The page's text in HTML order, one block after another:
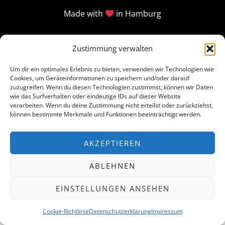
Zustimmung verwalten
Um dir ein optimales Erlebnis zu bieten, verwenden wir Technologien wie
Cookies, um Geräteinformationen zu speichern und/oder darauf
zuzugreifen. Wenn du diesen Technologien zustimmst, können wir Daten
wie das Surfverhalten oder eindeutige IDs auf dieser Website
verarbeiten. Wenn du deine Zustimmung nicht erteilst oder zurückziehst,
können bestimmte Merkmale und Funktionen beeinträchtigt werden.
AKZEPTIEREN
ABLEHNEN
EINSTELLUNGEN ANSEHEN
Cookie-RichtlinieDatenschutzerklärungImpressum
Made with in Hamburg